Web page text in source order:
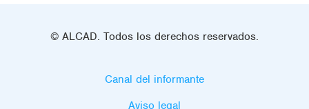
© ALCAD. Todos los derechos reservados.
Canal del informante
Aviso legal